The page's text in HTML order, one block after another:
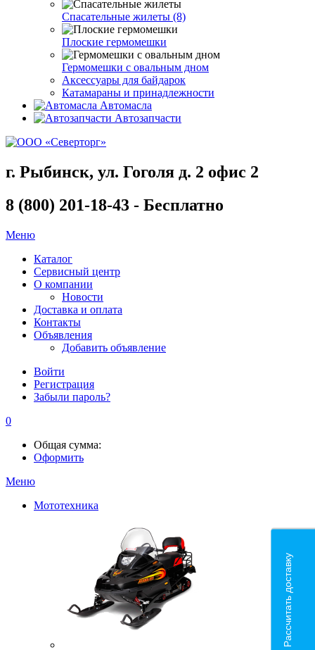
Спасательные жилеты (8)
Плоские гермомешки
Гермомешки с овальным дном
Аксессуары для байдарок
Катамараны и принадлежности
Автомасла
Автозапчасти
г. Рыбинск, ул. Гоголя д. 2 офис 2
8 (800) 201-18-43 - Бесплатно
Меню
Каталог
Сервисный центр
О компании
Новости
Доставка и оплата
Контакты
Объявления
Добавить объявление
Войти
Регистрация
Забыли пароль?
0
Общая сумма:
Оформить
Меню
Мототехника
Рассчитать доставку